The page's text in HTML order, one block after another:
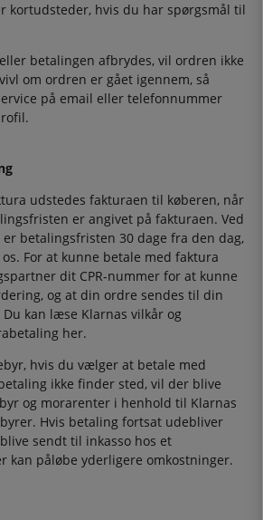
kortudsteder, hvis du har spørgsmål til
betalingen afbrydes, vil ordren ikke
om ordren er gået igennem, så
på email eller telefonnummer
udstedes fakturaen til køberen, når
er angivet på fakturaen. Ved
betalingsfristen 30 dage fra den dag,
For at kunne betale med faktura
dit CPR-nummer for at kunne
og at din ordre sendes til din
kan læse Klarnas vilkår og
her.
hvis du vælger at betale med
ikke finder sted, vil der blive
og morarenter i henhold til Klarnas
Hvis betaling fortsat udebliver
sendt til inkasso hos et
kan påløbe yderligere omkostninger.